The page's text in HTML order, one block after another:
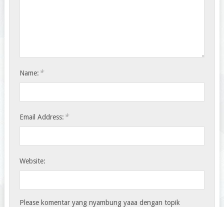
Name: *
Email Address: *
Website:
Please komentar yang nyambung yaaa dengan topik